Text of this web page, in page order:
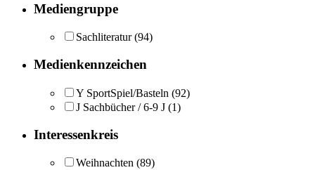
Mediengruppe
Sachliteratur (94)
Medienkennzeichen
Y SportSpiel/Basteln (92)
J Sachbücher / 6-9 J (1)
Interessenkreis
Weihnachten (89)